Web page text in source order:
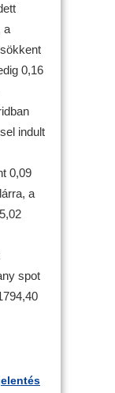
a
0,16
indult
0,09
a
spot